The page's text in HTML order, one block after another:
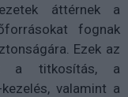
áttérnek a
fognak
Ezek az
a titkosítás, a
valamint a